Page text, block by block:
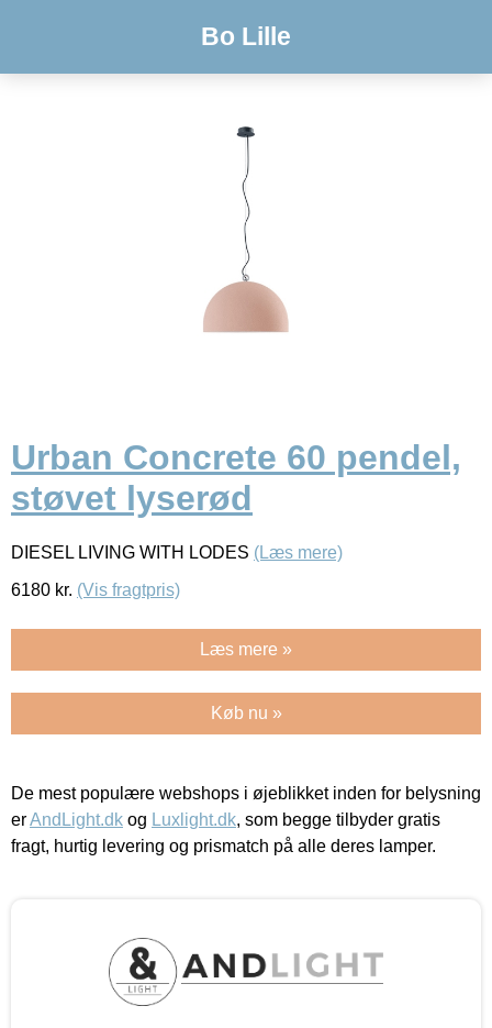
Bo Lille
Urban Concrete 60 pendel,
støvet lyserød
DIESEL LIVING WITH LODES (Læs mere)
6180 kr. (Vis fragtpris)
Læs mere »
Køb nu »
De mest populære webshops i øjeblikket inden for belysning
erAndLight.dk og Luxlight.dk, som begge tilbyder gratis
fragt, hurtig levering og prismatch på alle deres lamper.